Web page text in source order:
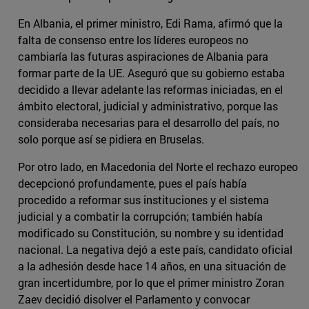
En Albania, el primer ministro, Edi Rama, afirmó que la
falta de consenso entre los líderes europeos no
cambiaría las futuras aspiraciones de Albania para
formar parte de la UE. Aseguró que su gobierno estaba
decidido a llevar adelante las reformas iniciadas, en el
ámbito electoral, judicial y administrativo, porque las
consideraba necesarias para el desarrollo del país, no
solo porque así se pidiera en Bruselas.
Por otro lado, en Macedonia del Norte el rechazo europeo
decepcionó profundamente, pues el país había
procedido a reformar sus instituciones y el sistema
judicial y a combatir la corrupción; también había
modificado su Constitución, su nombre y su identidad
nacional. La negativa dejó a este país, candidato oficial
a la adhesión desde hace 14 años, en una situación de
gran incertidumbre, por lo que el primer ministro Zoran
Zaev decidió disolver el Parlamento y convocar